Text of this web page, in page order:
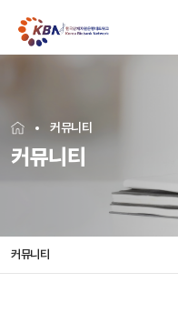
커뮤니티
커뮤니티
커뮤니티